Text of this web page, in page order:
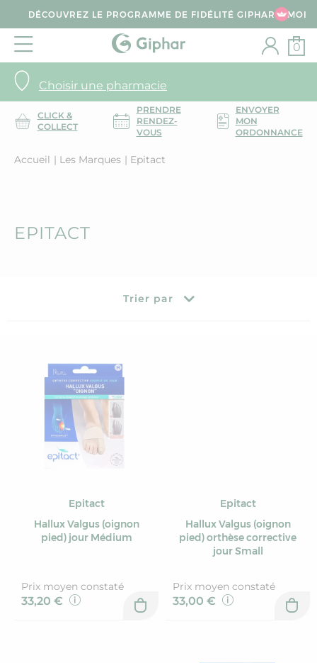
DÉCOUVREZ LE PROGRAMME DE FIDÉLITÉ GIPHAR & MOI
Choisir une pharmacie
0
CLICK &
COLLECT
PRENDRE
RENDEZ-
VOUS
ENVOYER
MON
ORDONNANCE
Accueil Les Marques Epitact
EPITACT
Trier par
Epitact
Hallux Valgus (oignon
pied) jour Médium
Prix moyen constaté
33,20 €
Epitact
Hallux Valgus (oignon
pied) orthèse corrective
jour Small
Prix moyen constaté
33,00 €